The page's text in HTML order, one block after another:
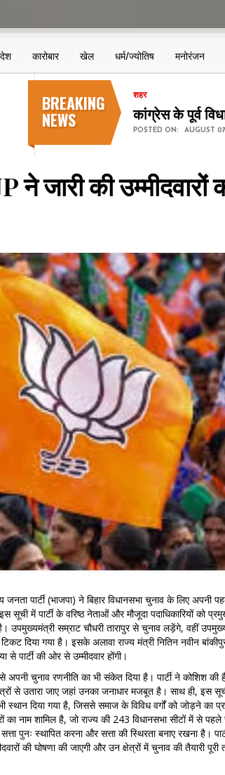
कारोबार खेल धर्म/ज्योतिष मनोरंजन
BREAKING
NEWS
शहर
रायपुर पुलिस
POSTED ON: AUGUST
ने जारी की उम्मीदवारों
जनता पार्टी (भाजपा) ने बिहार विधानसभा चुनाव के लिए अपनी
सूची में पार्टी के वरिष्ठ नेताओं और मौजूदा पदाधिकारियों को
उपमुख्यमंत्री सम्राट चौधरी तारापुर से चुनाव लड़ेंगे, वहीं
दिया गया है। इसके अलावा राज्य मंत्री नितिन नवीन
पार्टी की ओर से उम्मीदवार होंगी।
चुनाव रणनीति का भी संकेत दिया है। पार्टी ने कोशिश की
से उतारा जाए जहां उनका जनाधार मजबूत है। साथ ही, इस
दिया गया है, जिससे समाज के विविध वर्गों को जोड़ने का
का नाम शामिल है, जो राज्य की 243 विधानसभा सीटों में से
पुनः स्थापित करना और सत्ता की स्थिरता बनाए रखना है।
की घोषणा की जाएगी और उन क्षेत्रों में चुनाव की तैयारी